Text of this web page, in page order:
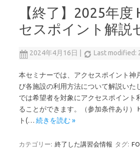
【終了】2025年度
セスポイント解説
2024年4月16日 Last modified:
本セミナーでは、アクセスポイント神
び各施設の利用方法について解説いた
では希望者を対象にアクセスポイント
ることができます。（参加条件あり）
ト(… 続きを読む »
カテゴリー: 終了した講習会情報 タグ: